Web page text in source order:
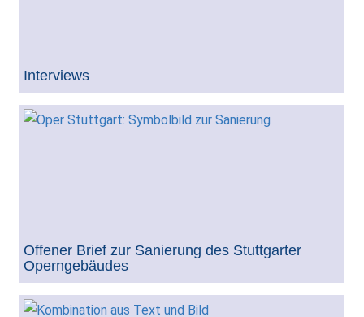
Interviews
Offener Brief zur Sanierung des Stuttgarter
Operngebäudes